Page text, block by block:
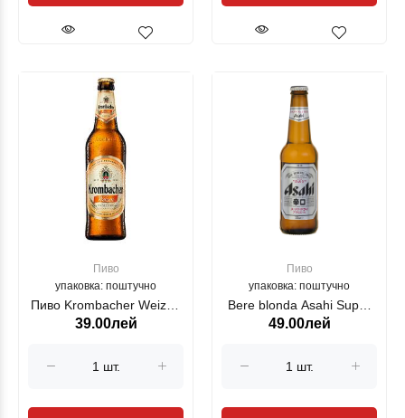
Пиво
упаковка: поштучно
Пиво Krombacher Weizen
нефильтрованное 500мл
39.00лей
Пиво
упаковка: поштучно
Bere blonda Asahi Super
Dry. 0.33L
49.00лей